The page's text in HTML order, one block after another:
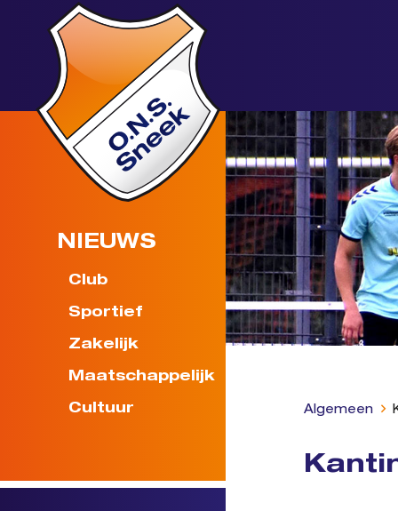
NIEUWS
Club
Sportief
Zakelijk
Maatschappelijk
Cultuur Algemeen